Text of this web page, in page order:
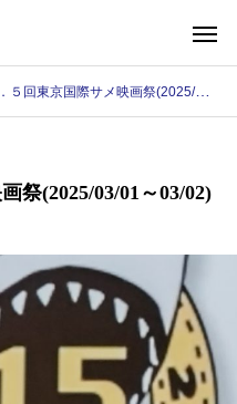
回東京国際サメ映画祭(2025/03/01～03/02)
祭(2025/03/01～03/02)